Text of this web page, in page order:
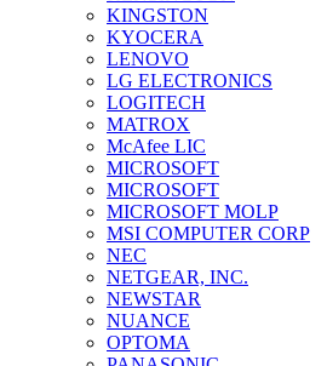
KINGSTON
KYOCERA
LENOVO
LG ELECTRONICS
LOGITECH
MATROX
McAfee LIC
MICROSOFT
MICROSOFT
MICROSOFT MOLP
MSI COMPUTER CORP
NEC
NETGEAR, INC.
NEWSTAR
NUANCE
OPTOMA